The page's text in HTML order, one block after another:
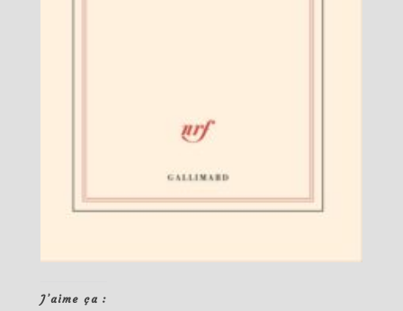
J’aime ça :